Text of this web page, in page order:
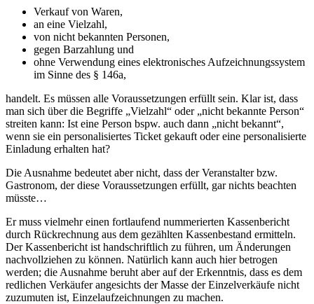
Verkauf von Waren,
an eine Vielzahl,
von nicht bekannten Personen,
gegen Barzahlung und
ohne Verwendung eines elektronisches Aufzeichnungssystem
im Sinne des § 146a,
handelt. Es müssen alle Voraussetzungen erfüllt sein. Klar ist, dass
man sich über die Begriffe „Vielzahl“ oder „nicht bekannte Person“
streiten kann: Ist eine Person bspw. auch dann „nicht bekannt“,
wenn sie ein personalisiertes Ticket gekauft oder eine personalisierte
Einladung erhalten hat?
Die Ausnahme bedeutet aber nicht, dass der Veranstalter bzw.
Gastronom, der diese Voraussetzungen erfüllt, gar nichts beachten
müsste…
Er muss vielmehr einen fortlaufend nummerierten Kassenbericht
durch Rückrechnung aus dem gezählten Kassenbestand ermitteln.
Der Kassenbericht ist handschriftlich zu führen, um Änderungen
nachvollziehen zu können. Natürlich kann auch hier betrogen
werden; die Ausnahme beruht aber auf der Erkenntnis, dass es dem
redlichen Verkäufer angesichts der Masse der Einzelverkäufe nicht
zuzumuten ist, Einzelaufzeichnungen zu machen.